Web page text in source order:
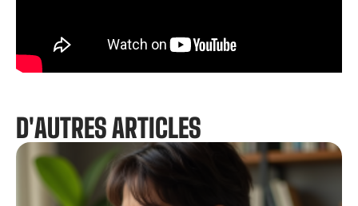
D'AUTRES ARTICLES